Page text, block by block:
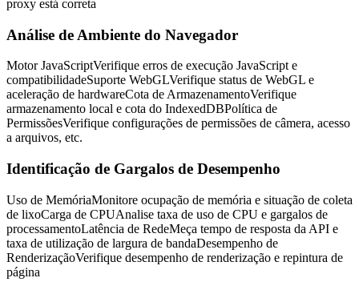
proxy está correta
Análise de Ambiente do Navegador
Motor JavaScriptVerifique erros de execução JavaScript e
compatibilidadeSuporte WebGLVerifique status de WebGL e
aceleração de hardwareCota de ArmazenamentoVerifique
armazenamento local e cota do IndexedDBPolítica de
PermissõesVerifique configurações de permissões de câmera, acesso
a arquivos, etc.
Identificação de Gargalos de Desempenho
Uso de MemóriaMonitore ocupação de memória e situação de coleta
de lixoCarga de CPUAnalise taxa de uso de CPU e gargalos de
processamentoLatência de RedeMeça tempo de resposta da API e
taxa de utilização de largura de bandaDesempenho de
RenderizaçãoVerifique desempenho de renderização e repintura de
página